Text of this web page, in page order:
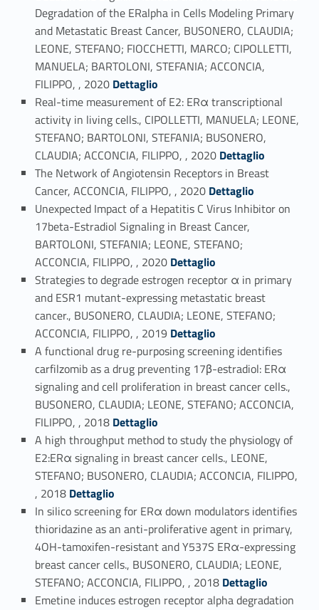
Degradation of the ERalpha in Cells Modeling Primary
and Metastatic Breast Cancer, BUSONERO, CLAUDIA;
LEONE, STEFANO; FIOCCHETTI, MARCO; CIPOLLETTI,
MANUELA; BARTOLONI, STEFANIA; ACCONCIA,
FILIPPO, , 2020 Link identifier #identifier_person_10518-22
Dettaglio
Real-time measurement of E2: ERα transcriptional
activity in living cells., CIPOLLETTI, MANUELA; LEONE,
STEFANO; BARTOLONI, STEFANIA; BUSONERO,
CLAUDIA; ACCONCIA, FILIPPO, , 2020 Link identifier #identifier_person_197485-23
Dettaglio
The Network of Angiotensin Receptors in Breast
Cancer, ACCONCIA, FILIPPO, , 2020 Link identifier #identifier_person_97620-24
Dettaglio
Unexpected Impact of a Hepatitis C Virus Inhibitor on
17beta-Estradiol Signaling in Breast Cancer,
BARTOLONI, STEFANIA; LEONE, STEFANO;
ACCONCIA, FILIPPO, , 2020 Link identifier #identifier_person_122133-25
Dettaglio
Strategies to degrade estrogen receptor α in primary
and ESR1 mutant-expressing metastatic breast
cancer., BUSONERO, CLAUDIA; LEONE, STEFANO;
ACCONCIA, FILIPPO, , 2019 Link identifier #identifier_person_44817-26
Dettaglio
A functional drug re-purposing screening identifies
carfilzomib as a drug preventing 17β-estradiol: ERα
signaling and cell proliferation in breast cancer cells.,
BUSONERO, CLAUDIA; LEONE, STEFANO; ACCONCIA,
FILIPPO, , 2018Link identifier #identifier_person_86801-27
Dettaglio
A high throughput method to study the physiology of
E2:ERα signaling in breast cancer cells., LEONE,
STEFANO; BUSONERO, CLAUDIA; ACCONCIA, FILIPPO,
, 2018Link identifier #identifier_person_130583-28
Dettaglio
In silico screening for ERα down modulators identifies
thioridazine as an anti-proliferative agent in primary,
4OH-tamoxifen-resistant and Y537S ERα-expressing
breast cancer cells., BUSONERO, CLAUDIA; LEONE,
STEFANO; ACCONCIA, FILIPPO, , 2018Link identifier #identifier_person_16787-29
Dettaglio
Emetine induces estrogen receptor alpha degradation